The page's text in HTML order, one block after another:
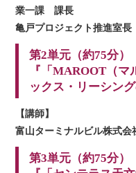
業一課 課長
亀戸プロジェクト推進
第2単元（約75分）
『「MAROOT（
ックス・リーシング
【講師】
富山ターミナルビル株
第3単元（約75分）